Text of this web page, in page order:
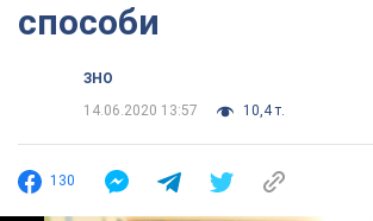
способи
ЗНО
14.06.2020 13:57
10,4 т.
130